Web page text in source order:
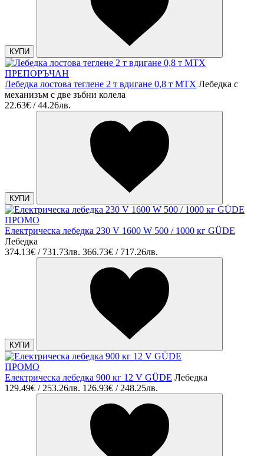
КУПИ
ПРЕПОРЪЧАН
Лебедка лостова теглене 2 т вдигане 0,8 т MTX Лебедка с
механизъм с две зъбни колела
22.63€ / 44.26лв.
КУПИ
ПРОМО
Електрическа лебедка 230 V 1600 W 500 / 1000 кг GÜDE
Лебедка
374.13€ / 731.73лв. 366.73€ / 717.26лв.
КУПИ
ПРОМО
Електрическа лебедка 900 кг 12 V GÜDE Лебедка
129.49€ / 253.26лв. 126.93€ / 248.25лв.